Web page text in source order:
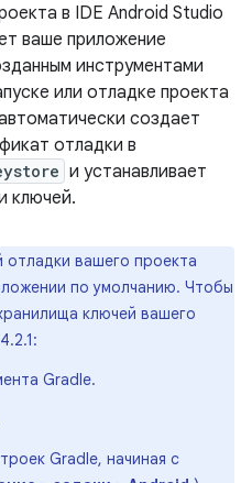
в IDE Android Studio
ваше приложение
инструментами
или отладке проекта
создает
отладки в
и устанавливает
ключей.
вашего проекта
по умолчанию. Чтобы
ключей вашего
Gradle.
Gradle, начиная с